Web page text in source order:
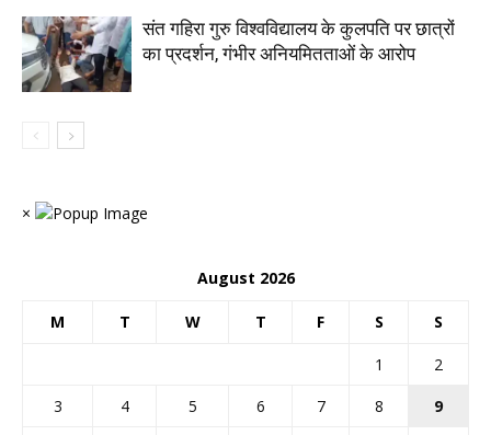
संत गहिरा गुरु विश्वविद्यालय के कुलपति पर छात्रों
का प्रदर्शन, गंभीर अनियमितताओं के आरोप
×
August 2026
M T W T F S S
1
2
3
4 5 6 7 8
9